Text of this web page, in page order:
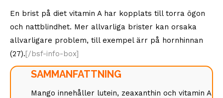
En brist på diet vitamin A har kopplats till torra ögon
och nattblindhet. Mer allvarliga brister kan orsaka
allvarligare problem, till exempel ärr på hornhinnan
(27).[/bsf-info-box]
SAMMANFATTNING
Mango innehåller lutein, zeaxanthin och vitamin A